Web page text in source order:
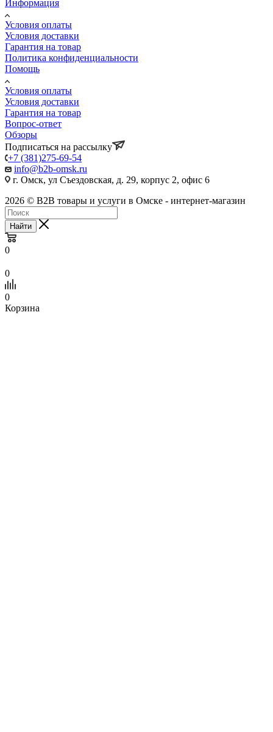
Информация
Условия оплаты
Условия доставки
Гарантия на товар
Политика конфиденциальности
Помощь
Условия оплаты
Условия доставки
Гарантия на товар
Вопрос-ответ
Обзоры
Подписаться на рассылку
+7 (381)275-69-54
info@b2b-omsk.ru
г. Омск, ул Съездовская, д. 29, корпус 2, офис 6
2026 © B2B товары и услуги в Омске - интернет-магазин
Найти
0
0
0
Корзина